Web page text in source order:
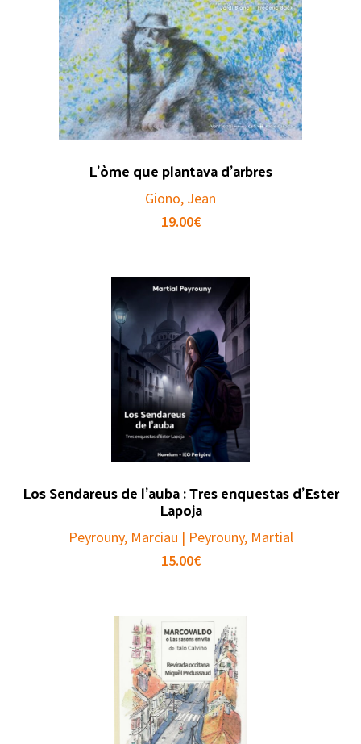
L’òme que plantava d’arbres
Giono, Jean
19.00€
Los Sendareus de l’auba : Tres enquestas d’Ester
Lapoja
Peyrouny, Marciau | Peyrouny, Martial
15.00€